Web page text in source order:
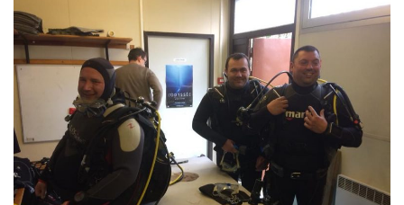
Plouf
ECOLE DE PLONGEE
Formations
Jeune plongeur
Plongeur N1
Plongeur N2